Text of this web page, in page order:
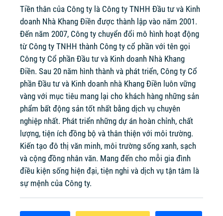
Tiền thân của Công ty là Công ty TNHH Đầu tư và Kinh
doanh Nhà Khang Điền được thành lập vào năm 2001.
Đến năm 2007, Công ty chuyển đổi mô hình hoạt động
từ Công ty TNHH thành Công ty cổ phần với tên gọi
Công ty Cổ phần Đầu tư và Kinh doanh Nhà Khang
Điền. Sau 20 năm hình thành và phát triển, Công ty Cổ
phần Đầu tư và Kinh doanh nhà Khang Điền luôn vững
vàng với mục tiêu mang lại cho khách hàng những sản
phẩm bất động sản tốt nhất bằng dịch vụ chuyên
nghiệp nhất. Phát triển những dự án hoàn chỉnh, chất
lượng, tiện ích đồng bộ và thân thiện với môi trường.
Kiến tạo đô thị văn minh, môi trường sống xanh, sạch
và cộng đồng nhân văn. Mang đến cho mỗi gia đình
điều kiện sống hiện đại, tiện nghi và dịch vụ tận tâm là
sự mệnh của Công ty.